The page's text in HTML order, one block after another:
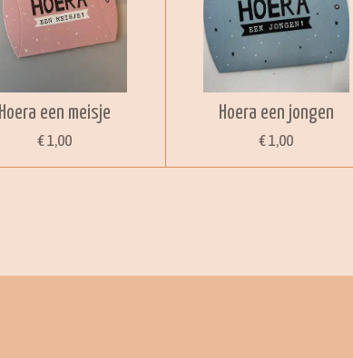
Hoera een meisje
€ 1,00
Hoera een jongen
€ 1,00